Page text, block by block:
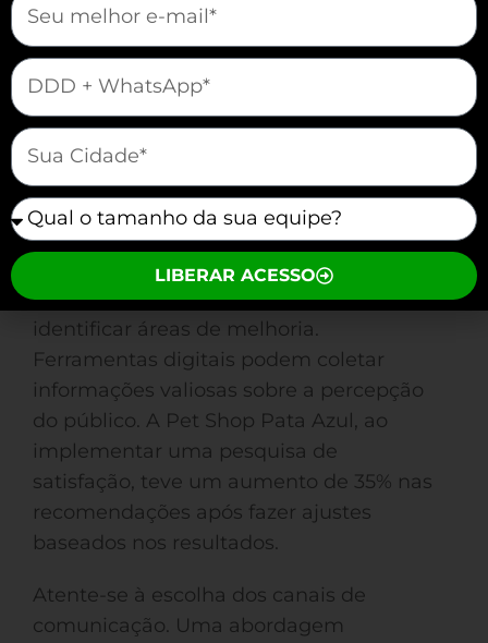
assegura que sua imagem permaneça
coesa em todos os pontos de contato. A
Transportadora Prime, ao desenvolver seu
guia, padronizou a comunicação e viu um
aumento na confiança do cliente,
consolidando sua imagem como uma
empresa de alta confiabilidade.
Utilize feedbacks do consumidor para
identificar áreas de melhoria.
Ferramentas digitais podem coletar
informações valiosas sobre a percepção
do público. A Pet Shop Pata Azul, ao
implementar uma pesquisa de
satisfação, teve um aumento de 35% nas
recomendações após fazer ajustes
baseados nos resultados.
Atente-se à escolha dos canais de
comunicação. Uma abordagem
mauticform[telefone]
mauticform[cidade]
mauticform[equipe]
LIBERAR ACESSO